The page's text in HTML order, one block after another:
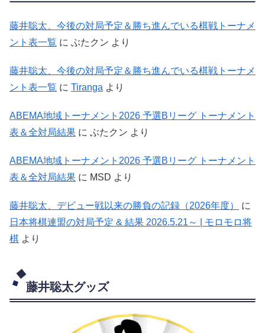
藤井聡太、今後の対局予定＆勝ち進んでいる棋戦トーナメ
ント表一覧 に ぶたクン より
藤井聡太、今後の対局予定＆勝ち進んでいる棋戦トーナメ
ント表一覧 に Tiranga より
ABEMA地域トーナメント2026 予選Bリーグ トーナメント
表＆全対局結果 に ぶたクン より
ABEMA地域トーナメント2026 予選Bリーグ トーナメント
表＆全対局結果 に MSD より
藤井聡太、デビュー戦以来の勝負の記録（2026年度）
に
日本将棋連盟の対局予定 & 結果 2026.5.21～ | モロモロ将
棋 より
藤井聡太グッズ